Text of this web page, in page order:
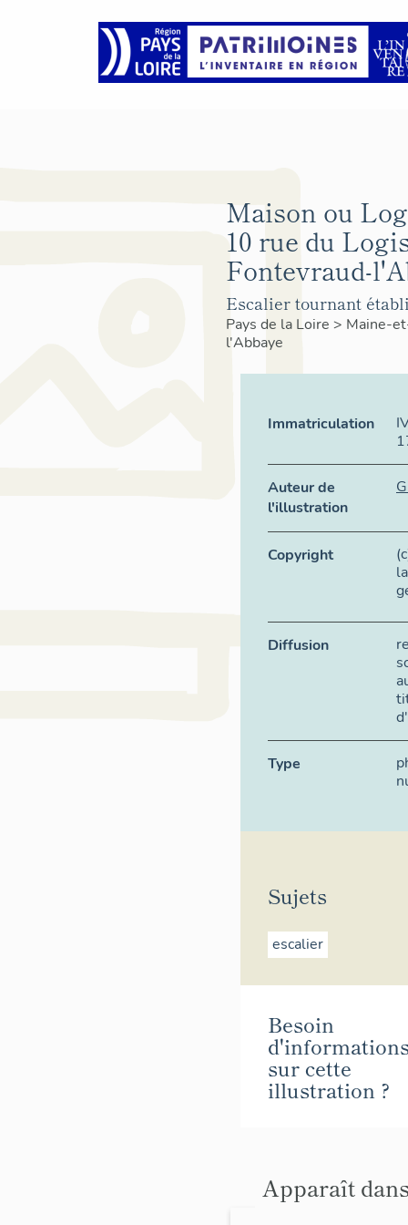
Maison ou
10 rue du
Fontevraud-
Escalier tournant
Pays de la Loire > Maine-
l'Abbaye
Immatriculation
Auteur de
l'illustration
Copyright
Diffusion
Type
Sujets
escalier
Besoin
sur cette
illustration ?
Apparaît